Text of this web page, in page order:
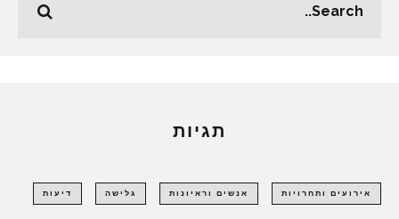
תגיות
אירועים ותחרויות אנשים וראיונות גלישה דיעות